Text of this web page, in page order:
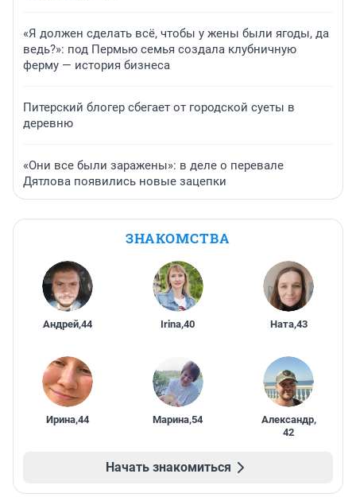
«Я должен сделать всё, чтобы у жены были ягоды, да
ведь?»: под Пермью семья создала клубничную
ферму — история бизнеса
Питерский блогер сбегает от городской суеты в
деревню
«Они все были заражены»: в деле о перевале
Дятлова появились новые зацепки
ЗНАКОМСТВА
Андрей,44 Irina,40 Ната,43
Ирина,44 Марина,54 Александр,
42
Начать знакомиться